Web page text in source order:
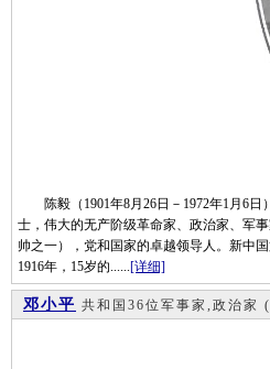
陈毅（1901年8月26日－1972年1月6日
士，伟大的无产阶级革命家、政治家、军
帅之一），党和国家的卓越领导人。新中
1916年，15岁的......[详细]
邓小平 共和国36位军事家,政治家 (